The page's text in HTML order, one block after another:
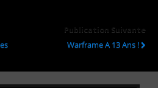
Publication Suivante
Warframe A 13 Ans !